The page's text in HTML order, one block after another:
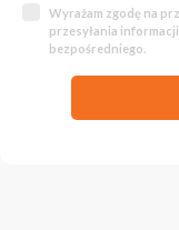
Wyrażam zgodę na
przesyłania
bezpośredniego.